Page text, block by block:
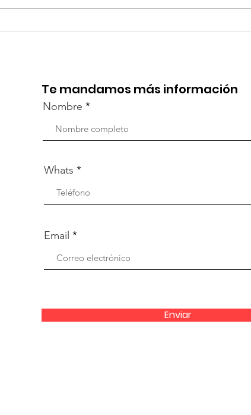
¡Acapulco y Guerrero se
Te mandamos más información
Nombre
Whats
Email
Enviar